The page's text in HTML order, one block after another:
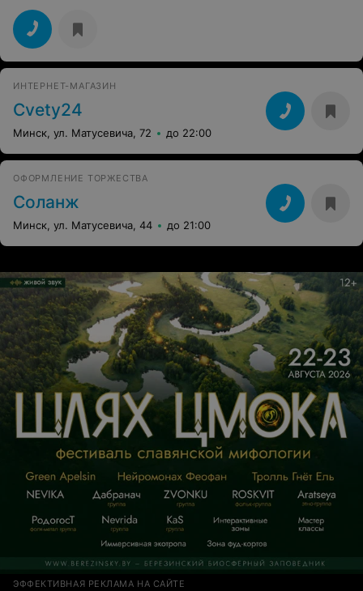
ветке всего два цветка. Подобное жлобство просто
удручает.
ИНТЕРНЕТ-МАГАЗИН
Cvety24
Минск, ул. Матусевича, 72 до 22:00
ОФОРМЛЕНИЕ ТОРЖЕСТВА
Соланж
Минск, ул. Матусевича, 44 до 21:00
ЭФФЕКТИВНАЯ РЕКЛАМА НА САЙТЕ